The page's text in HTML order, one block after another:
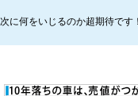
次に何をいじるのか超期待です！